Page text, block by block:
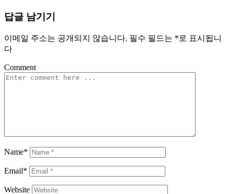
답글 남기기
이메일 주소는 공개되지 않습니다. 필수 필드는 *로 표시됩니
다
Comment
Name*
Email*
Website